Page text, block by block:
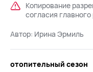
Копирование
согласия
Автор: Ирина Эрмиль
отопительный сезон